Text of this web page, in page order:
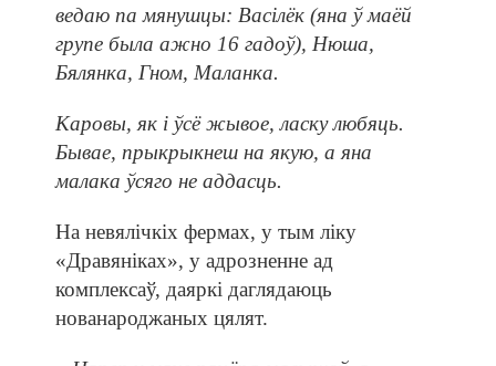
ведаю па мянушцы: Васілёк (яна ў маёй
групе была ажно 16 гадоў), Нюша,
Бялянка, Гном, Маланка.
Каровы, як і ўсё жывое, ласку любяць.
Бывае, прыкрыкнеш на якую, а яна
малака ўсяго не аддасць.
На невялічкіх фермах, у тым ліку
«Дравяніках», у адрозненне ад
комплексаў, даяркі даглядаюць
нованароджаных цялят.